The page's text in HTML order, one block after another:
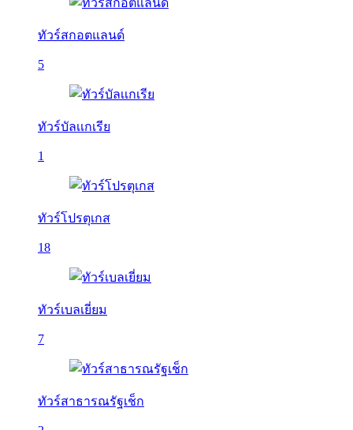
ทัวร์สกอตแลนด์
5
ทัวร์บัลเเกเรีย
1
ทัวร์โปรตุเกส
18
ทัวร์เบลเยี่ยม
7
ทัวร์สาธารณรัฐเช็ก